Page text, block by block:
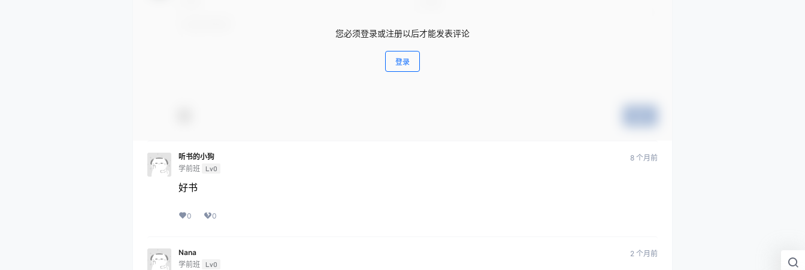
您必须登录或注册以后才能发表评论
登录
听书的小狗
学前班 Lv0
8 个月前
好书
0 0
Nana
学前班 Lv0
2 个月前